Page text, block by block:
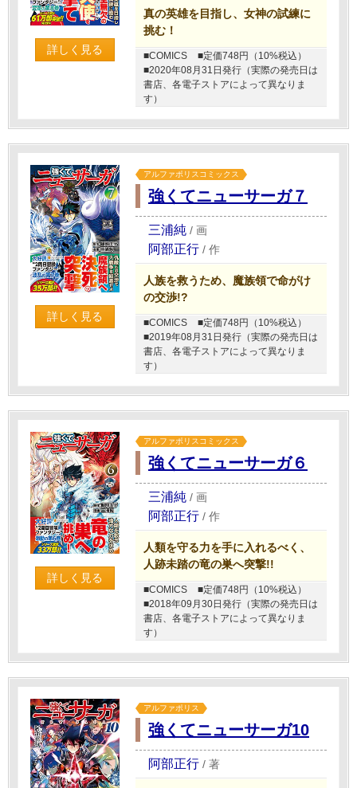
詳しく見る
真の英雄を目指し、女神の試練に
挑む！
■COMICS
■定価748円（10%税込）
■2020年08月31日発行（実際の発売日は
書店、各電子ストアによって異なりま
す）
詳しく見る
アルファポリスコミックス
強くてニューサーガ７
三浦純 / 画
阿部正行 / 作
人族を救うため、魔族領で命がけ
の交渉!?
■COMICS
■定価748円（10%税込）
■2019年08月31日発行（実際の発売日は
書店、各電子ストアによって異なりま
す）
詳しく見る
アルファポリスコミックス
強くてニューサーガ６
三浦純 / 画
阿部正行 / 作
人類を守る力を手に入れるべく、
人跡未踏の竜の巣へ突撃!!
■COMICS
■定価748円（10%税込）
■2018年09月30日発行（実際の発売日は
書店、各電子ストアによって異なりま
す）
アルファポリス
強くてニューサーガ10
阿部正行 / 著